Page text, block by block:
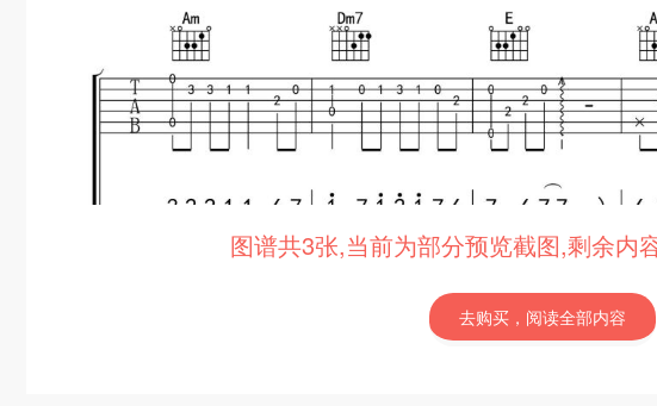
图谱共3张,当前为部分预览截图,剩余内
去购买，阅读全部内容